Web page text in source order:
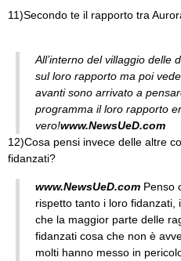
11)Secondo te il rapporto tra
All’interno del villaggio delle
sul loro rapporto ma poi
avanti sono arrivato a
programma il loro rapporto
vero!www.NewsUeD.com
12)Cosa pensi invece delle altre
fidanzati?
www.NewsUeD.com Penso
rispetto tanto i loro fidanzati,
che la maggior parte delle
fidanzati cosa che non è
molti hanno messo in